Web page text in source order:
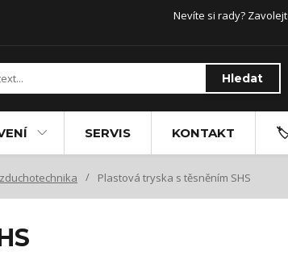
Hledat
Nevíte si rady?
SERVIS KONTAKT 🏷️
Plastová tryska s těsněním SHS